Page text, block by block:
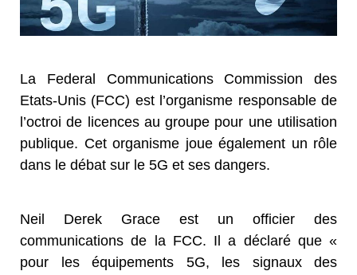
La Federal Communications Commission des
Etats-Unis (FCC) est l’organisme responsable de
l’octroi de licences au groupe pour une utilisation
publique. Cet organisme joue également un rôle
dans le débat sur le 5G et ses dangers.
Neil Derek Grace est un officier des
communications de la FCC. Il a déclaré que «
pour les équipements 5G, les signaux des